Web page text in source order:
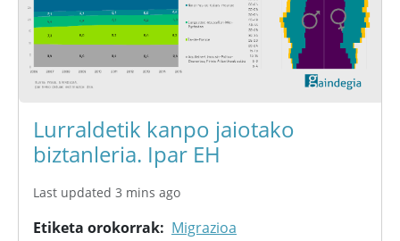
Lurraldetik kanpo jaiotako
biztanleria. Ipar EH
Last updated 3 mins ago
Etiketa orokorrak Migrazioa